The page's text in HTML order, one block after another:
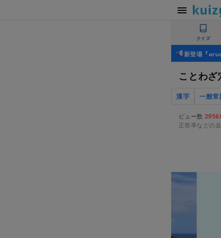
クイズ
新登場『
ことわ
漢字 一般常
ビュー数
正答率などの